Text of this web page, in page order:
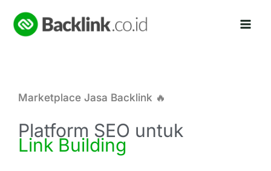
konten
Marketplace Jasa Backlink 🔥
Platform SEO untuk
Link Building